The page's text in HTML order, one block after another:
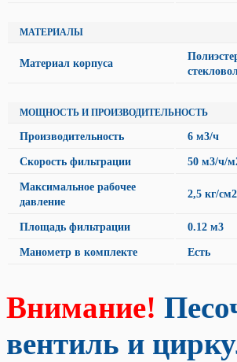
МАТЕРИАЛЫ
Материал корпуса
МОЩНОСТЬ И ПРОИЗВОДИТЕЛЬНОСТЬ
Производительность 6 м3/ч
Скорость фильтрации 50 м3/ч/
Максимальное рабочее
давление
2,5 кг/см2
Площадь фильтрации 0.12 м3
Манометр в комплекте Есть
Внимание!
вентиль и